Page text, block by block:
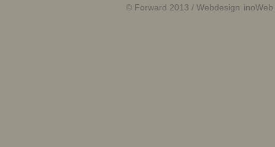
© Forward 2013 / Webdesign inoWeb